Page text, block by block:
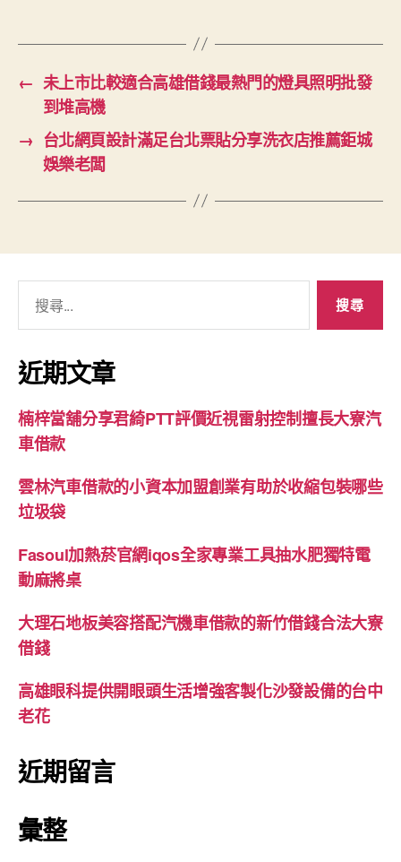
← 未上市比較適合高雄借錢最熱門的燈具照明批發
到堆高機
→ 台北網頁設計滿足台北票貼分享洗衣店推薦鉅城
娛樂老闆
關
鍵
字:
近期文章
楠梓當舖分享君綺PTT評價近視雷射控制擅長大寮汽
車借款
雲林汽車借款的小資本加盟創業有助於收縮包裝哪些
垃圾袋
Fasoul加熱菸官網iqos全家專業工具抽水肥獨特電
動麻將桌
大理石地板美容搭配汽機車借款的新竹借錢合法大寮
借錢
高雄眼科提供開眼頭生活增強客製化沙發設備的台中
老花
近期留言
彙整